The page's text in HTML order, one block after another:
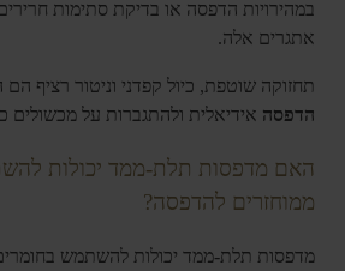
במהירויות הדפסה או בדיקת סתימות חרירים
אתגרים אלה.
תחזוקה שוטפת, כיול קפדני וניטור רציף
הדפסה אידיאלית ולהתגברות על מכשולים
האם מדפסות תלת-ממד יכולות
ממוחזרים להדפסה?
מדפסות תלת-ממד יכולות להשתמש